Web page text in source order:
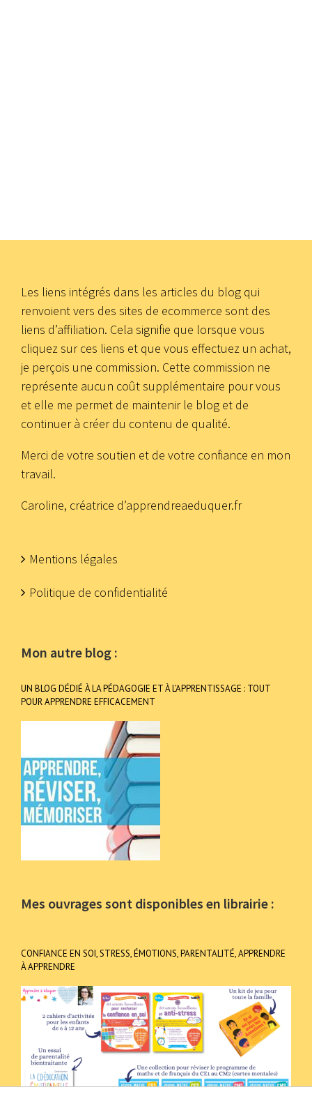
Les liens intégrés dans les articles du blog qui
renvoient vers des sites de ecommerce sont des
liens d’affiliation. Cela signifie que lorsque vous
cliquez sur ces liens et que vous effectuez un achat,
je perçois une commission. Cette commission ne
représente aucun coût supplémentaire pour vous
et elle me permet de maintenir le blog et de
continuer à créer du contenu de qualité.
Merci de votre soutien et de votre confiance en mon
travail.
Caroline, créatrice d’apprendreaeduquer.fr
Mentions légales
Politique de confidentialité
Mon autre blog :
UN BLOG DÉDIÉ À LA PÉDAGOGIE ET À L’APPRENTISSAGE : TOUT
POUR APPRENDRE EFFICACEMENT
Mes ouvrages sont disponibles en librairie :
CONFIANCE EN SOI, STRESS, ÉMOTIONS, PARENTALITÉ, APPRENDRE
À APPRENDRE